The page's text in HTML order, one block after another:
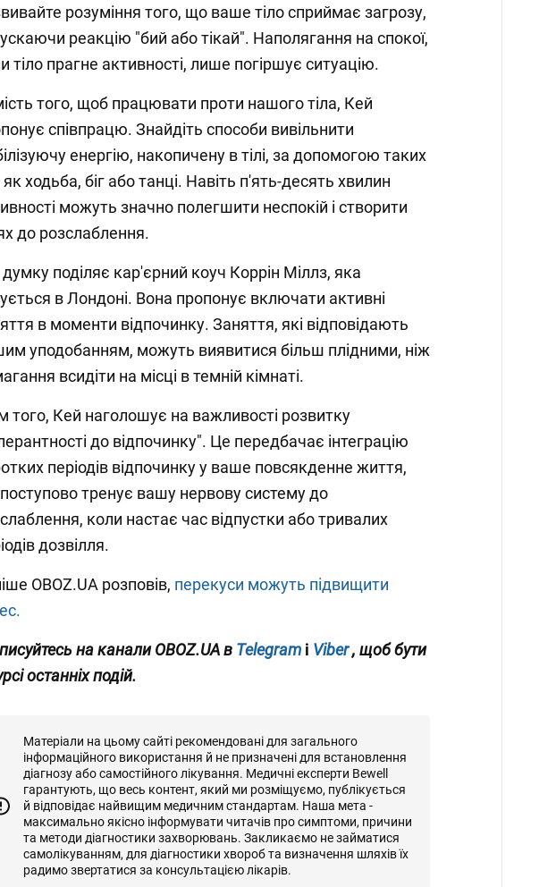
розуміння того, що ваше тіло сприймає загрозу,
реакцію "бий або тікай". Наполягання на спокої,
тіло прагне активності, лише погіршує ситуацію.
того, щоб працювати проти нашого тіла, Кей
співпрацю. Знайдіть способи вивільнити
енергію, накопичену в тілі, за допомогою таких
як ходьба, біг або танці. Навіть п'ять-десять хвилин
можуть значно полегшити неспокій і створити
до розслаблення.
поділяє кар'єрний коуч Коррін Міллз, яка
в Лондоні. Вона пропонує включати активні
в моменти відпочинку. Заняття, які відповідають
уподобанням, можуть виявитися більш плідними, ніж
всидіти на місці в темній кімнаті.
того, Кей наголошує на важливості розвитку
до відпочинку". Це передбачає інтеграцію
періодів відпочинку у ваше повсякденне життя,
тренує вашу нервову систему до
коли настає час відпустки або тривалих
дозвілля.
OBOZ.UA розповів, перекуси можуть підвищити
на канали OBOZ.UA в Telegram і Viber, щоб бути
останніх подій.
Матеріали на цьому сайті рекомендовані для загального
інформаційного використання й не призначені для встановлення
діагнозу або самостійного лікування. Медичні експерти Bewell
гарантують, що весь контент, який ми розміщуємо, публікується
й відповідає найвищим медичним стандартам. Наша мета -
максимально якісно інформувати читачів про симптоми, причини
та методи діагностики захворювань. Закликаємо не займатися
самолікуванням, для діагностики хвороб та визначення шляхів їх
радимо звертатися за консультацією лікарів.